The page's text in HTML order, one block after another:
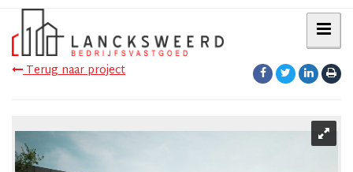
Terug naar project